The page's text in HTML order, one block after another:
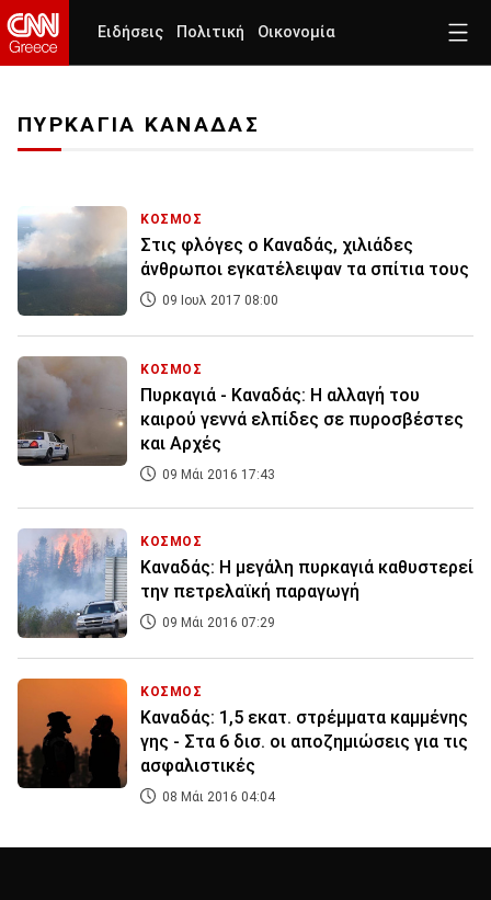
Ειδήσεις Πολιτική Οικονομία
ΠΥΡΚΑΓΙΑ ΚΑΝΑΔΑΣ
ΚΟΣΜΟΣ
Στις φλόγες ο Καναδάς, χιλιάδες
άνθρωποι εγκατέλειψαν τα σπίτια τους
09 Ιουλ 2017 08:00
ΚΟΣΜΟΣ
Πυρκαγιά - Καναδάς: Η αλλαγή του
καιρού γεννά ελπίδες σε πυροσβέστες
και Αρχές
09 Μάι 2016 17:43
ΚΟΣΜΟΣ
Καναδάς: Η μεγάλη πυρκαγιά καθυστερεί
την πετρελαϊκή παραγωγή
09 Μάι 2016 07:29
ΚΟΣΜΟΣ
Καναδάς: 1,5 εκατ. στρέμματα καμμένης
γης - Στα 6 δισ. οι αποζημιώσεις για τις
ασφαλιστικές
08 Μάι 2016 04:04